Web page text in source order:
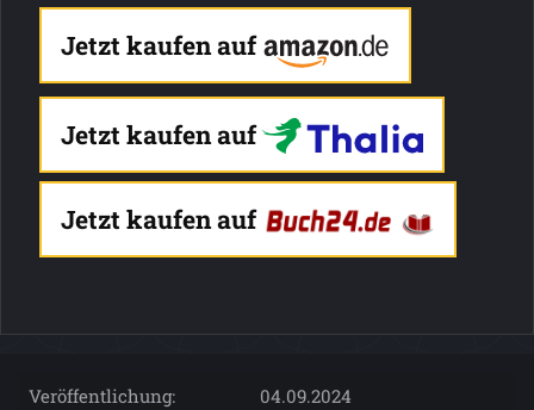
Jetzt kaufen auf
Jetzt kaufen auf
Jetzt kaufen auf
Veröffentlichung:
04.09.2024